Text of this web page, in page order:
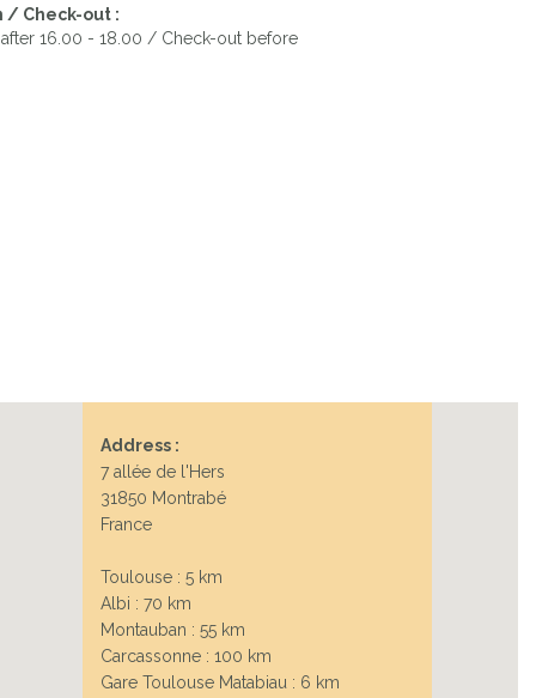
/ Check-out :
16.00 - 18.00 / Check-out before
Address :
7 allée de l'Hers
31850 Montrabé
France
Toulouse : 5 km
Albi : 70 km
Montauban : 55 km
Carcassonne : 100 km
Gare Toulouse Matabiau : 6 km